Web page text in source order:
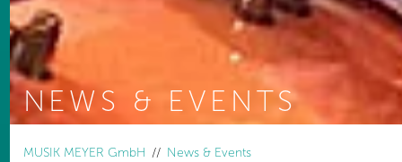
NEWS & EVENTS
MUSIK MEYER GmbH
News & Events